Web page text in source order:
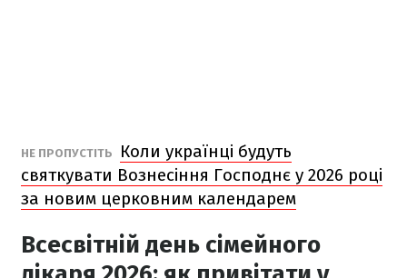
НЕ ПРОПУСТІТЬ
Коли українці будуть
святкувати Вознесіння Господнє у 2026 році
за новим церковним календарем
Всесвітній день сімейного